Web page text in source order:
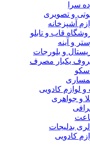
سرا
و تصویری
آشپزخانه
قاب و تابلو
و آینه
و بلورجات
یکبار مصرف
لوازم کادویی
و جواهری
بدلیجات
کادویی